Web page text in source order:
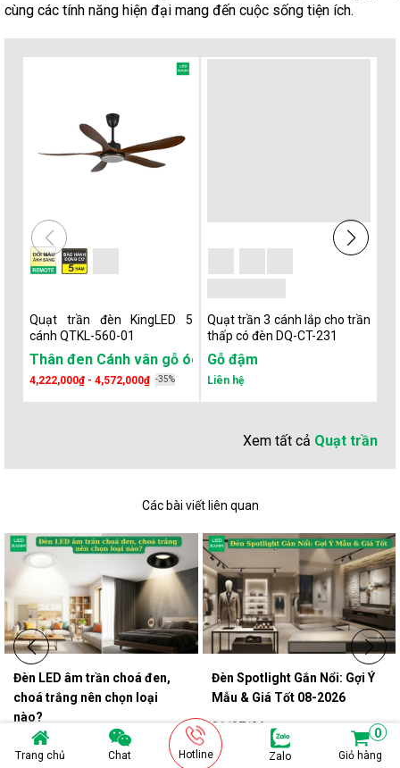
cùng các tính năng hiện đại mang đến cuộc sống tiện ích.
Quạt trần đèn KingLED 5
cánh QTKL-560-01
Thân đen Cánh vân gỗ óc chó
4,222,000₫ - 4,572,000₫ -35%
Quạt trần 3 cánh lắp cho trần
thấp có đèn DQ-CT-231
Gỗ đậm
Liên hệ
Xem tất cả Quạt trần
Các bài viết liên quan
Đèn LED âm trần choá đen,
choá trắng nên chọn loại
nào?
03/08/26
Đèn Spotlight Gắn Nổi: Gợi Ý
Mẫu & Giá Tốt 08-2026
21/07/26
Trang chủ Chat Hotline Zalo Giỏ hàng
0